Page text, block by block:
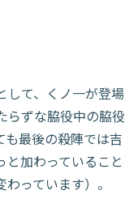
して、くノ一が登場
らずな脇役中の脇役
も最後の殺陣では吉
加わっていること
っています）。